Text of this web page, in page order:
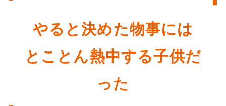
やると決めた物事には
とことん熱中する子供だ
った